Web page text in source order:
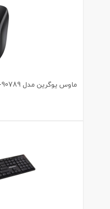
ماوس یوگرین مدل MU007-90789